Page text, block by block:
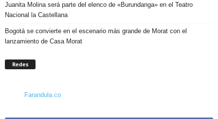
Juanita Molina será parte del elenco de «Burundanga» en el Teatro
Nacional la Castellana
Bogotá se convierte en el escenario más grande de Morat con el
lanzamiento de Casa Morat
Redes
Farandula.co